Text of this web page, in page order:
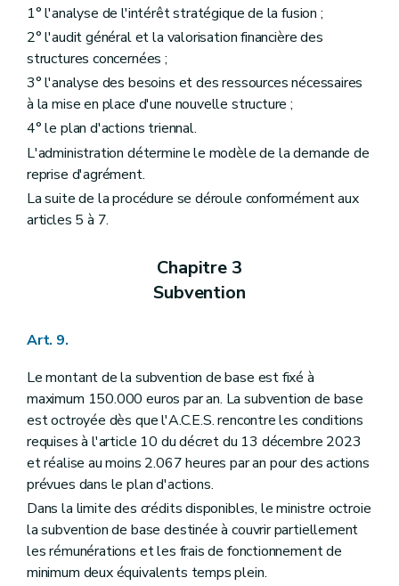
1° l'analyse de l'intérêt stratégique de la fusion ;
2° l'audit général et la valorisation financière des
structures concernées ;
3° l'analyse des besoins et des ressources nécessaires
à la mise en place d'une nouvelle structure ;
4° le plan d'actions triennal.
L'administration détermine le modèle de la demande de
reprise d'agrément.
La suite de la procédure se déroule conformément aux
articles 5 à 7.
Chapitre 3
Subvention
Art. 9.
Le montant de la subvention de base est fixé à
maximum 150.000 euros par an. La subvention de base
est octroyée dès que l'A.C.E.S. rencontre les conditions
requises à l'article 10 du décret du 13 décembre 2023
et réalise au moins 2.067 heures par an pour des actions
prévues dans le plan d'actions.
Dans la limite des crédits disponibles, le ministre octroie
la subvention de base destinée à couvrir partiellement
les rémunérations et les frais de fonctionnement de
minimum deux équivalents temps plein.